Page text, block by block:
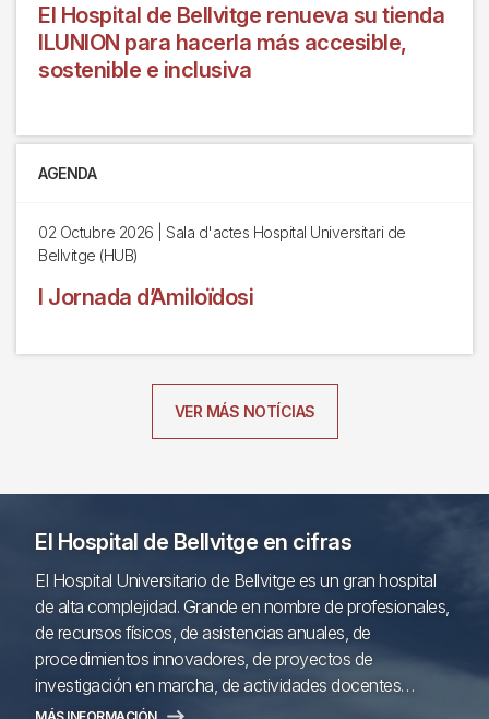
El Hospital de Bellvitge renueva su tienda
ILUNION para hacerla más accesible,
sostenible e inclusiva
AGENDA
02 Octubre 2026 | Sala d'actes Hospital Universitari de
Bellvitge (HUB)
I Jornada d’Amiloïdosi
VER MÁS NOTÍCIAS
El Hospital de Bellvitge en cifras
El Hospital Universitario de Bellvitge es un gran hospital
de alta complejidad. Grande en nombre de profesionales,
de recursos físicos, de asistencias anuales, de
procedimientos innovadores, de proyectos de
investigación en marcha, de actividades docentes…